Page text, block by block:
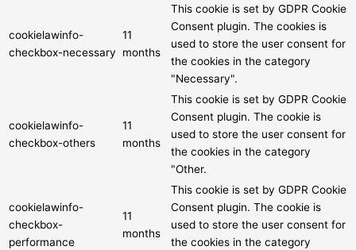
cookielawinfo-
checkbox-necessary
11
months
This cookie is set by GDPR Cookie
Consent plugin. The cookies is
used to store the user consent for
the cookies in the category
"Necessary".
cookielawinfo-
checkbox-others
11
months
This cookie is set by GDPR Cookie
Consent plugin. The cookie is
used to store the user consent for
the cookies in the category
"Other.
cookielawinfo-
checkbox-
performance
11
months
This cookie is set by GDPR Cookie
Consent plugin. The cookie is
used to store the user consent for
the cookies in the category